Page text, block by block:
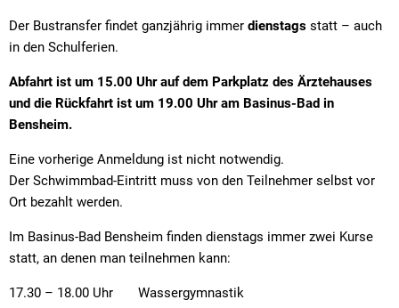
Der Bustransfer findet ganzjährig immer dienstags statt – auch
in den Schulferien.
Abfahrt ist um 15.00 Uhr auf dem Parkplatz des Ärztehauses
und die Rückfahrt ist um 19.00 Uhr am Basinus-Bad in
Bensheim.
Eine vorherige Anmeldung ist nicht notwendig.
Der Schwimmbad-Eintritt muss von den Teilnehmer selbst vor
Ort bezahlt werden.
Im Basinus-Bad Bensheim finden dienstags immer zwei Kurse
statt, an denen man teilnehmen kann:
17.30 – 18.00 Uhr Wassergymnastik